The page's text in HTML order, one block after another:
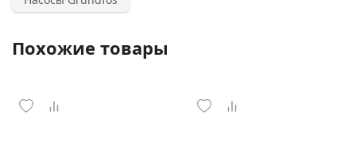
Похожие товары